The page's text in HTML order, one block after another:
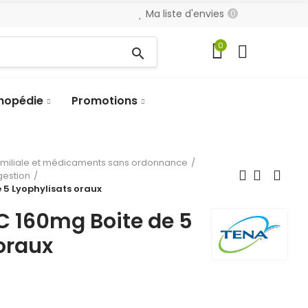
Ma liste d'envies 0
search 0
Promotions
et médicaments sans ordonnance
5 Lyophylisats oraux
160mg Boite de 5